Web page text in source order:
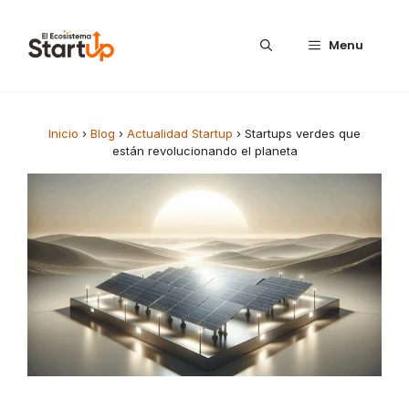
Menu
Inicio › Blog › Actualidad Startup › Startups verdes que
están revolucionando el planeta